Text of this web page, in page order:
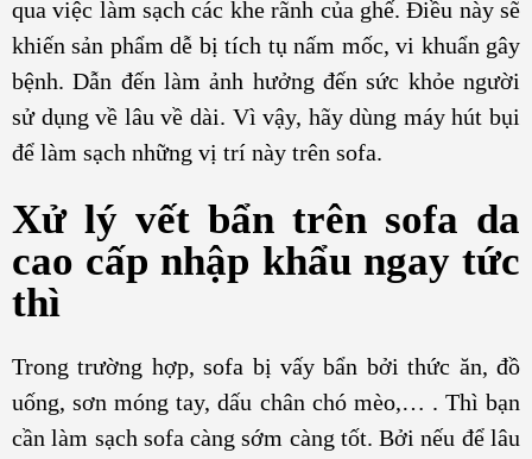
qua việc làm sạch các khe rãnh của ghế. Điều này sẽ
khiến sản phẩm dễ bị tích tụ nấm mốc, vi khuẩn gây
bệnh. Dẫn đến làm ảnh hưởng đến sức khỏe người
sử dụng về lâu về dài. Vì vậy, hãy dùng máy hút bụi
để làm sạch những vị trí này trên sofa.
Xử lý vết bẩn trên sofa da
cao cấp nhập khẩu ngay tức
thì
Trong trường hợp, sofa bị vấy bẩn bởi thức ăn, đồ
uống, sơn móng tay, dấu chân chó mèo,… . Thì bạn
cần làm sạch sofa càng sớm càng tốt. Bởi nếu để lâu